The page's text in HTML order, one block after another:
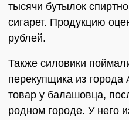
тысячи бутылок
сигарет. Продукцию
рублей.
Также силовики
перекупщика из города
товар у балашовца,
родном городе. У него